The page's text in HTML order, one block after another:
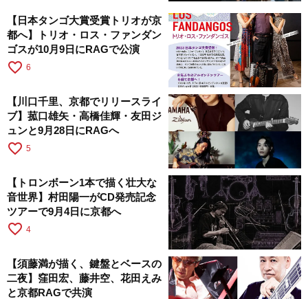
【日本タンゴ大賞受賞トリオが京
都へ】トリオ・ロス・ファンダン
ゴスが10月9日にRAGで公演
favorite_border 6
【川口千里、京都でリリースライ
ブ】菰口雄矢・高橋佳輝・友田ジ
ュンと9月28日にRAGへ
favorite_border 5
【トロンボーン1本で描く壮大な
音世界】村田陽一がCD発売記念
ツアーで9月4日に京都へ
favorite_border 4
【須藤満が描く、鍵盤とベースの
二夜】窪田宏、藤井空、花田えみ
と京都RAGで共演